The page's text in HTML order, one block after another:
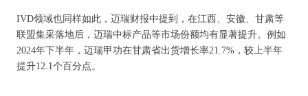
IVD领域也同样如此，迈瑞财报中提到，在江西、安徽、甘肃等
联盟集采落地后，迈瑞中标产品等市场份额均有显著提升。例如
2024年下半年，迈瑞甲功在甘肃省出货增长率21.7%，较上半年
提升12.1个百分点。